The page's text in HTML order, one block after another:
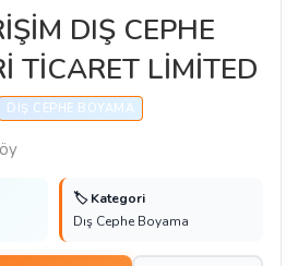
DIŞ CEPHE
TİCARET LİMİTED
DIŞ CEPHE BOYAMA
🏷️ Kategori
Dış Cephe Boyama